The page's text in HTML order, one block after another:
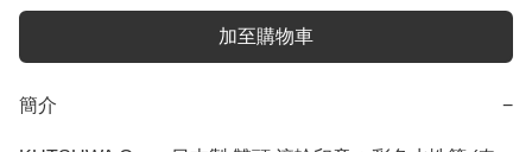
加至購物車
簡介 −